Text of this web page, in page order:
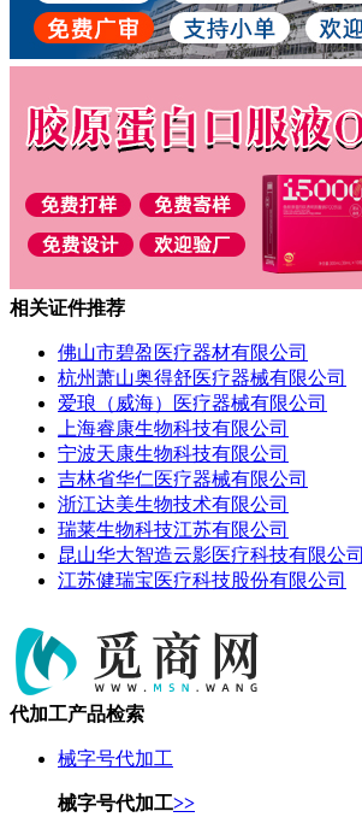
相关证件推荐
佛山市碧盈医疗器材有限公司
杭州萧山奥得舒医疗器械有限公司
爱琅（威海）医疗器械有限公司
上海睿康生物科技有限公司
宁波天康生物科技有限公司
吉林省华仁医疗器械有限公司
浙江达美生物技术有限公司
瑞莱生物科技江苏有限公司
昆山华大智造云影医疗科技有限公司
江苏健瑞宝医疗科技股份有限公司
代加工产品检索
械字号代加工
械字号代加工>>